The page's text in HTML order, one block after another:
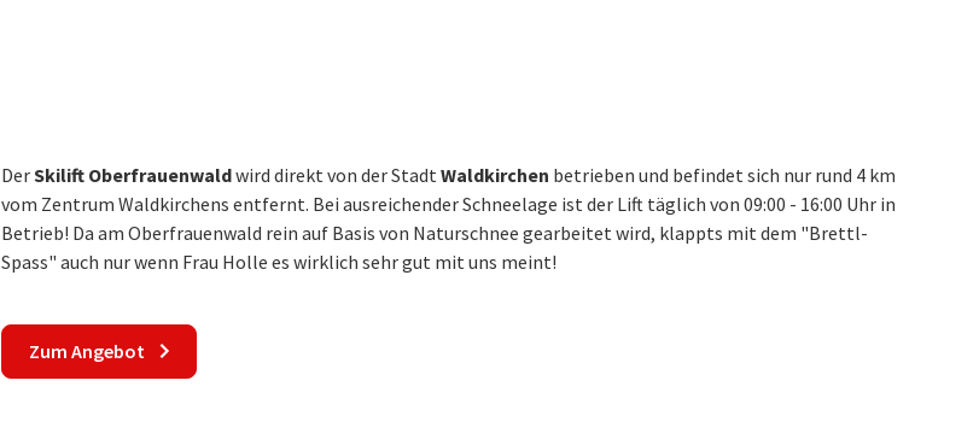
DerSkilift Oberfrauenwaldwird direkt von der StadtWaldkirchen betrieben und befindet sich nur rund 4 km
vom Zentrum Waldkirchens entfernt. Bei ausreichender Schneelage ist der Lift täglich von 09:00 - 16:00 Uhr in
Betrieb! Da am Oberfrauenwald rein auf Basis von Naturschnee gearbeitet wird, klappts mit dem "Brettl-
Spass" auch nur wenn Frau Holle es wirklich sehr gut mit uns meint!
Zum Angebot